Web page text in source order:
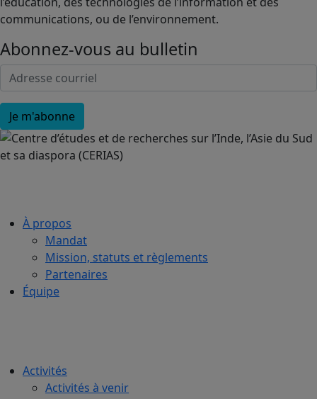
communications, ou de l’environnement.
Abonnez-vous au bulletin
À propos
Mandat
Mission, statuts et règlements
Partenaires
Équipe
Activités
Activités à venir